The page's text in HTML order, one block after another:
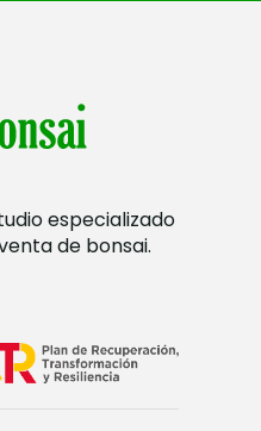
especializado
de bonsai.